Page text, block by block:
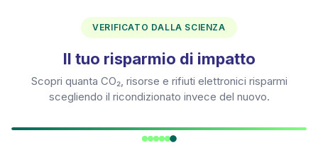
VERIFICATO DALLA SCIENZA
Il tuo risparmio di impatto
Scopri quanta CO₂, risorse e rifiuti elettronici risparmi
scegliendo il ricondizionato invece del nuovo.